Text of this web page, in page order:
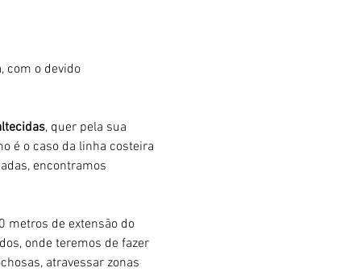
com o devido
, quer pela sua
é o caso da linha costeira
encontramos
metros de extensão do
onde teremos de fazer
atravessar zonas